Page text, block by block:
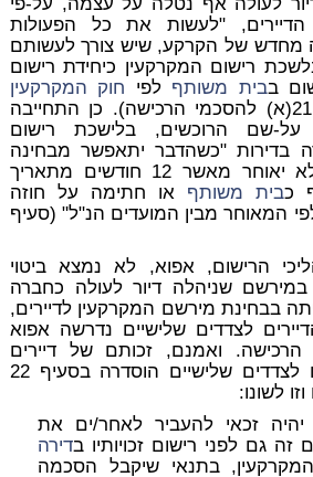
"לעשות את כל הפעולות
מחדש של הקרקע, שיש צורך לעשותם
רישום המקרקעין כיחידת רישום
בבית משותף לפי חוק המקרקעין
תשכ"ט1969-" (סעיף 21(א) להסכמי הרכישה). כן התחייבה
על-שם הרוכשים, בלישכת רישום
בדירות "כשהדבר יתאפשר מבחינה
טכנית ומשפטית ... לא יאוחר מאשר 12 חודשים מתאריך
כבית משותף או חתימה על חוזה
המאוחר מבין המועדים הנ"ל" (סעיף
הרישום, אפוא, לא נמצא ביטוי
במירשם שניהלה דיור לעולה כחברה
בבחינת מירשם המקרקעין לדיירים,
לצדדים שלישיים נדרשה אפוא
ואמנם, זכותם של דיירים
להעביר את זכויותיהם לצדדים שלישיים הוסדרה בסעיף 22
לשונו:
יהיה זכאי להעביר לאחר/ים את
זה גם לפני רישום זכויותיו בדירה
בתנאי שיקבל הסכמה